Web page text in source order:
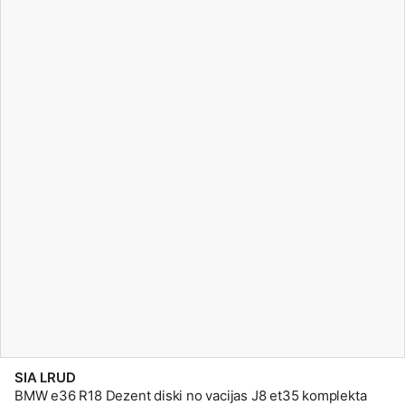
SIA LRUD
BMW e36 R18 Dezent diski no vacijas J8 et35 komplekta